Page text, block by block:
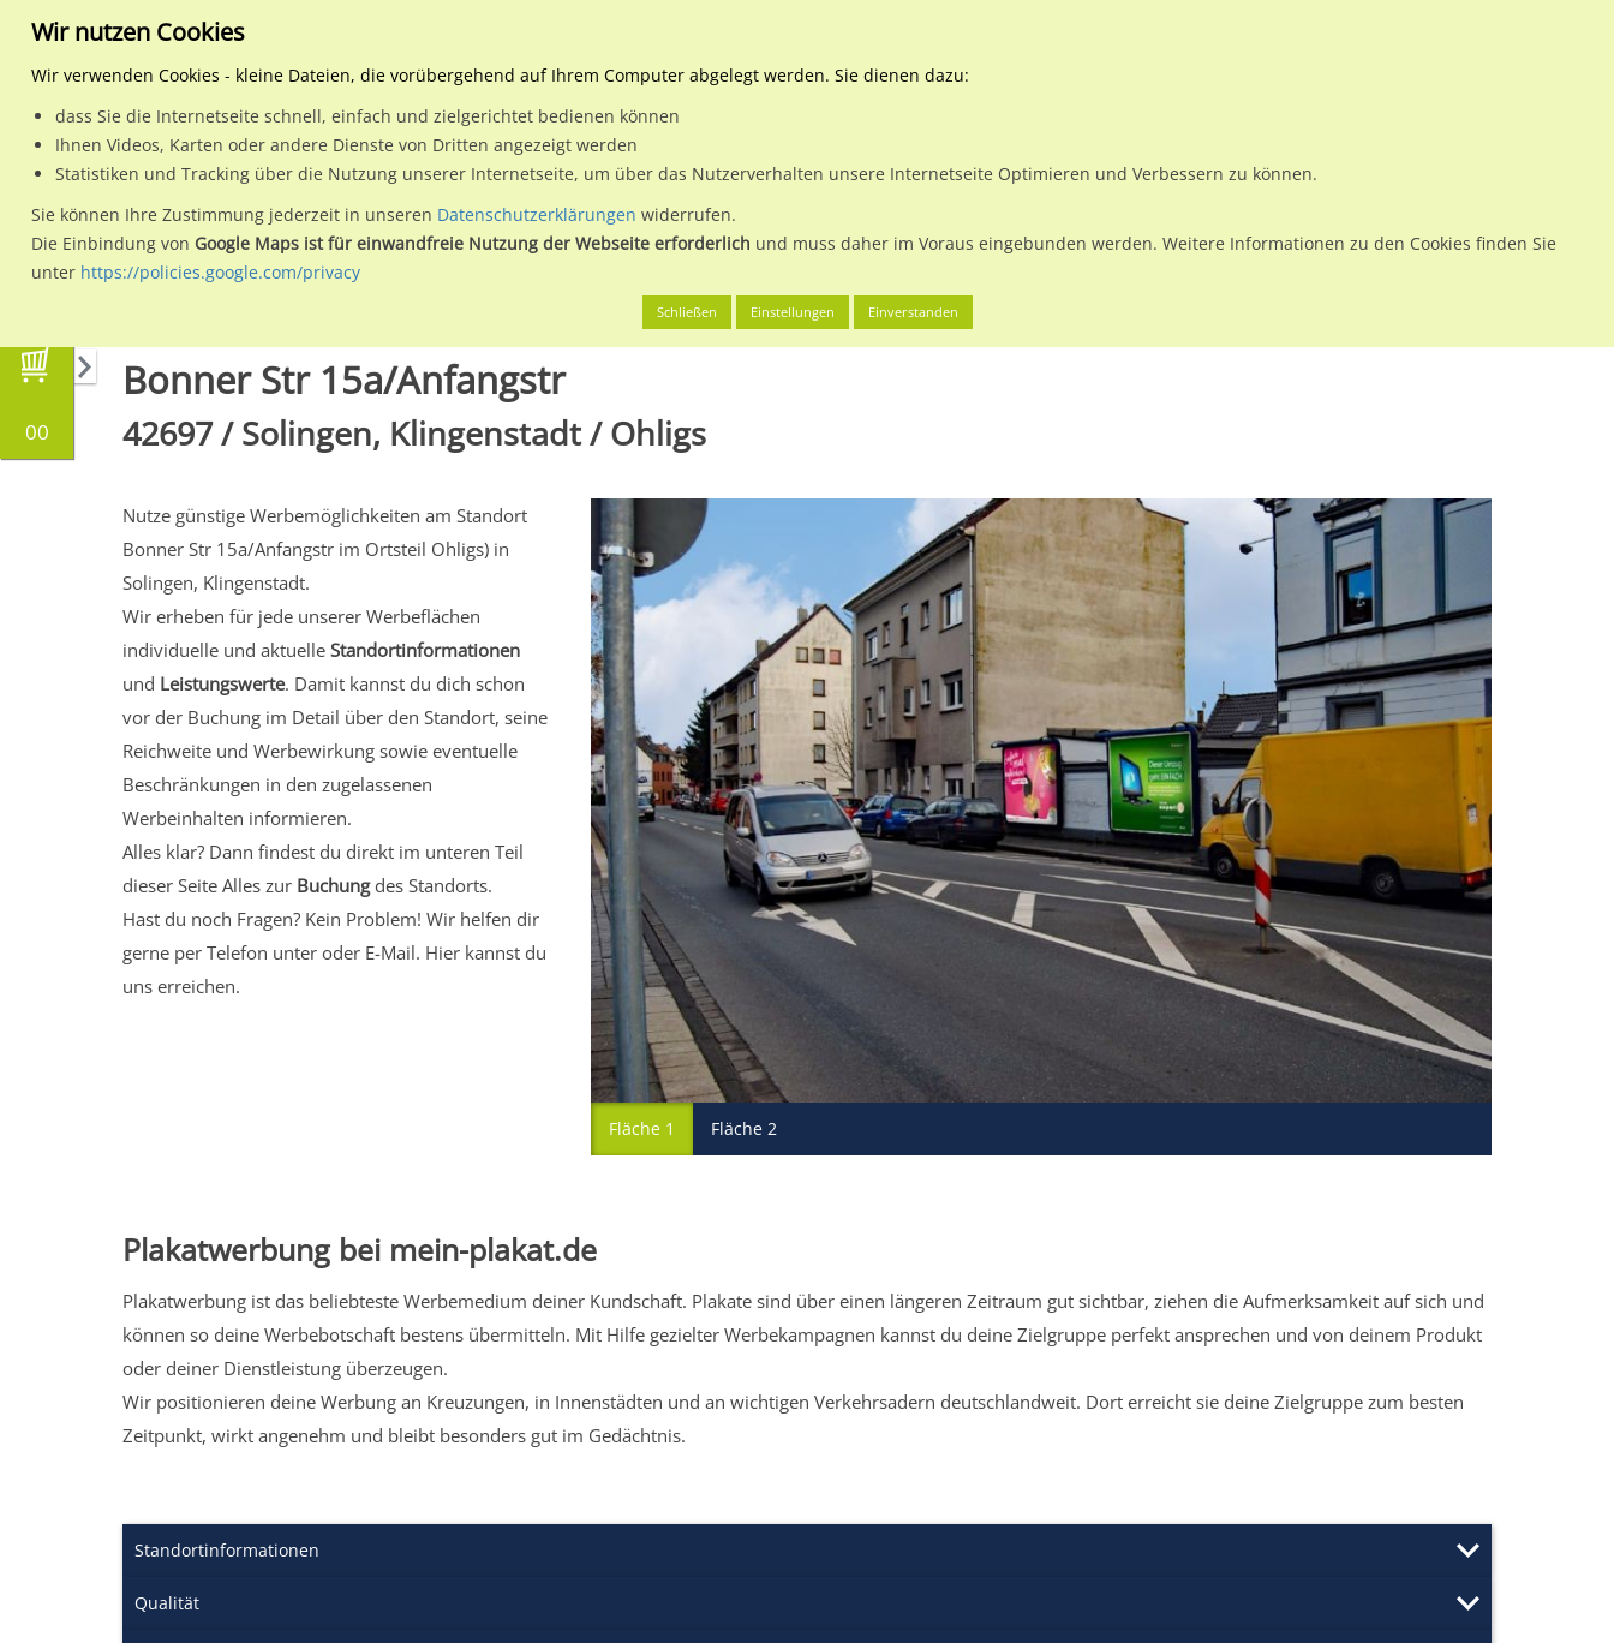
Planen & Buchen Plakatwerbung
Wähle den Werbestandort:
00
Solingen, Klingenstadt Bonner Str 15a/Anfangstr
Bonner Str 15a/Anfangstr
42697 / Solingen, Klingenstadt / Ohligs
Nutze günstige Werbemöglichkeiten am Standort
Bonner Str 15a/Anfangstr im Ortsteil Ohligs) in
Solingen, Klingenstadt.
Wir erheben für jede unserer Werbeflächen
individuelle und aktuelle Standortinformationen
und Leistungswerte. Damit kannst du dich schon
vor der Buchung im Detail über den Standort, seine
Reichweite und Werbewirkung sowie eventuelle
Beschränkungen in den zugelassenen
Werbeinhalten informieren.
Alles klar? Dann findest du direkt im unteren Teil
dieser Seite Alles zur Buchungdes Standorts.
Hast du noch Fragen? Kein Problem! Wir helfen dir
gerne per Telefon unter oder E-Mail. Hier kannst du
uns erreichen.
Fläche 1 Fläche 2
Plakatwerbung bei mein-plakat.de
Plakatwerbung ist das beliebteste Werbemedium deiner Kundschaft. Plakate sind über einen längeren Zeitraum gut sichtbar, ziehen die Aufmerksamkeit auf sich und
können so deine Werbebotschaft bestens übermitteln. Mit Hilfe gezielter Werbekampagnen kannst du deine Zielgruppe perfekt ansprechen und von deinem Produkt
oder deiner Dienstleistung überzeugen.
Wir positionieren deine Werbung an Kreuzungen, in Innenstädten und an wichtigen Verkehrsadern deutschlandweit. Dort erreicht sie deine Zielgruppe zum besten
Zeitpunkt, wirkt angenehm und bleibt besonders gut im Gedächtnis.
Standortinformationen
Qualität
Wir nutzen Cookies
Wir verwenden Cookies - kleine Dateien, die vorübergehend auf Ihrem Computer abgelegt werden. Sie dienen dazu:
dass Sie die Internetseite schnell, einfach und zielgerichtet bedienen können
Ihnen Videos, Karten oder andere Dienste von Dritten angezeigt werden
Statistiken und Tracking über die Nutzung unserer Internetseite, um über das Nutzerverhalten unsere Internetseite Optimieren und Verbessern zu können.
Sie können Ihre Zustimmung jederzeit in unseren Datenschutzerklärungen widerrufen.
Die Einbindung von Google Maps ist für einwandfreie Nutzung der Webseite erforderlich und muss daher im Voraus eingebunden werden. Weitere Informationen zu den Cookies finden Sie
unter https://policies.google.com/privacy
Schließen Einstellungen Einverstanden